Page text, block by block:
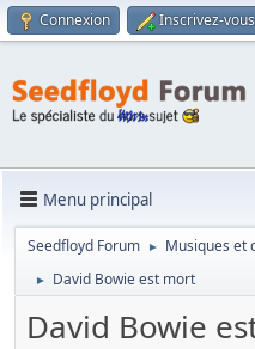
Connexion Inscrivez-vous
Menu principal
Seedfloyd Forum ► Musiques et
► David Bowie est mort
David Bowie